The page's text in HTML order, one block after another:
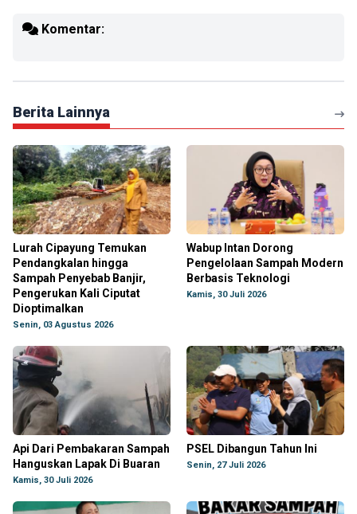
Komentar:
Berita Lainnya
Lurah Cipayung Temukan
Pendangkalan hingga
Sampah Penyebab Banjir,
Pengerukan Kali Ciputat
Dioptimalkan
Senin, 03 Agustus 2026
Wabup Intan Dorong
Pengelolaan Sampah Modern
Berbasis Teknologi
Kamis, 30 Juli 2026
Api Dari Pembakaran Sampah
Hanguskan Lapak Di Buaran
Kamis, 30 Juli 2026
PSEL Dibangun Tahun Ini
Senin, 27 Juli 2026